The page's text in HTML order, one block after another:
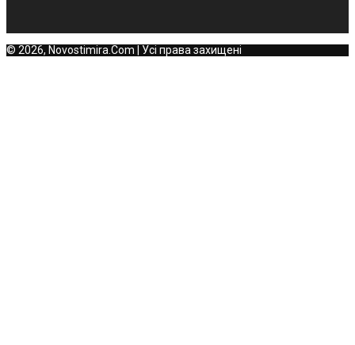
© 2026, Novostimira.Com | Усі права захищені